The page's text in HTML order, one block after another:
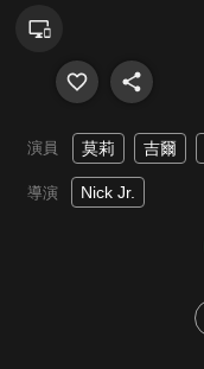
演員 莫莉 吉爾
導演 Nick Jr.